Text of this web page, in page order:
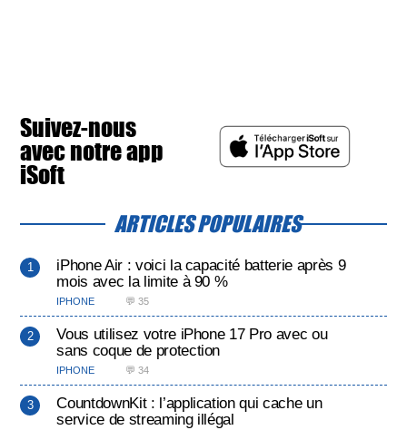
Suivez-nous
avec notre app
iSoft
ARTICLES POPULAIRES
iPhone Air : voici la capacité batterie après 9
mois avec la limite à 90 %
IPHONE 💬 35
Vous utilisez votre iPhone 17 Pro avec ou
sans coque de protection
IPHONE 💬 34
CountdownKit : l’application qui cache un
service de streaming illégal